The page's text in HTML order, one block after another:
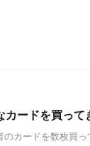
カードを買っ
カードを数枚買